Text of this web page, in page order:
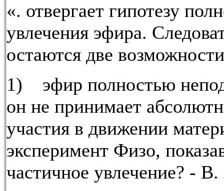
«. отвергает гипотезу
увлечения эфира.
остаются две
1) эфир полностью
он не принимает
участия в движении
эксперимент Физо,
частичное увлечение? -